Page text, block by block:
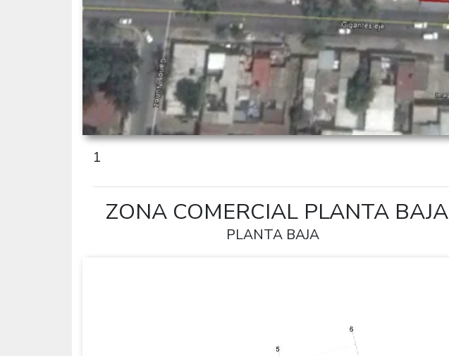
1
ZONA COMERCIAL PLANTA BAJA
PLANTA BAJA